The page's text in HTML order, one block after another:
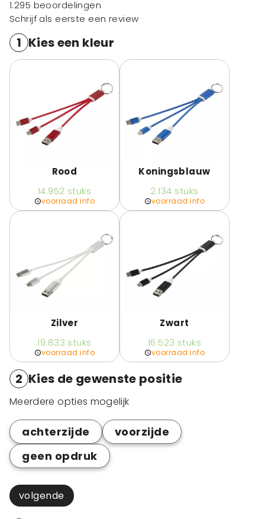
1.295 beoordelingen
Schrijf als eerste een review
1 Kies een kleur
Rood
14.952 stuks
voorraad info
Koningsblauw
2.134 stuks
voorraad info
Zilver
19.833 stuks
voorraad info
Zwart
16.523 stuks
voorraad info
2 Kies de gewenste positie
Meerdere opties mogelijk
achterzijde
voorzijde
geen opdruk
volgende